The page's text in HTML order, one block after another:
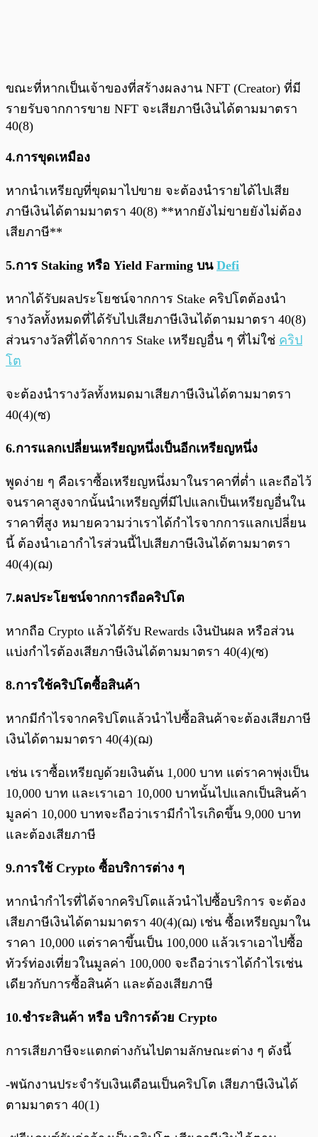
ขณะที่หากเป็นเจ้าของที่สร้างผลงาน NFT (Creator) ที่มี
รายรับจากการขาย NFT จะเสียภาษีเงินได้ตามมาตรา
40(8)
4.การขุดเหมือง
หากนำเหรียญที่ขุดมาไปขาย จะต้องนำรายได้ไปเสีย
ภาษีเงินได้ตามมาตรา 40(8) **หากยังไม่ขายยังไม่ต้อง
เสียภาษี**
5.การ Staking หรือ Yield Farming บน Defi
หากได้รับผลประโยชน์จากการ Stake คริปโตต้องนำ
รางวัลทั้งหมดที่ได้รับไปเสียภาษีเงินได้ตามมาตรา 40(8)
ส่วนรางวัลที่ได้จากการ Stake เหรียญอื่น ๆ ที่ไม่ใช่ คริป
โต
จะต้องนำรางวัลทั้งหมดมาเสียภาษีเงินได้ตามมาตรา
40(4)(ซ)
6.การแลกเปลี่ยนเหรียญหนึ่งเป็นอีกเหรียญหนึ่ง
พูดง่าย ๆ คือเราซื้อเหรียญหนึ่งมาในราคาที่ต่ำ และถือไว้
จนราคาสูงจากนั้นนำเหรียญที่มีไปแลกเป็นเหรียญอื่นใน
ราคาที่สูง หมายความว่าเราได้กำไรจากการแลกเปลี่ยน
นี้ ต้องนำเอากำไรส่วนนี้ไปเสียภาษีเงินได้ตามมาตรา
40(4)(ฌ)
7.ผลประโยชน์จากการถือคริปโต
หากถือ Crypto แล้วได้รับ Rewards เงินปันผล หรือส่วน
แบ่งกำไรต้องเสียภาษีเงินได้ตามมาตรา 40(4)(ซ)
8.การใช้คริปโตซื้อสินค้า
หากมีกำไรจากคริปโตแล้วนำไปซื้อสินค้าจะต้องเสียภาษี
เงินได้ตามมาตรา 40(4)(ฌ)
เช่น เราซื้อเหรียญด้วยเงินต้น 1,000 บาท แต่ราคาพุ่งเป็น
10,000 บาท และเราเอา 10,000 บาทนั้นไปแลกเป็นสินค้า
มูลค่า 10,000 บาทจะถือว่าเรามีกำไรเกิดขึ้น 9,000 บาท
และต้องเสียภาษี
9.การใช้ Crypto ซื้อบริการต่าง ๆ
หากนำกำไรที่ได้จากคริปโตแล้วนำไปซื้อบริการ จะต้อง
เสียภาษีเงินได้ตามมาตรา 40(4)(ฌ) เช่น ซื้อเหรียญมาใน
ราคา 10,000 แต่ราคาขึ้นเป็น 100,000 แล้วเราเอาไปซื้อ
ทัวร์ท่องเที่ยวในมูลค่า 100,000 จะถือว่าเราได้กำไรเช่น
เดียวกับการซื้อสินค้า และต้องเสียภาษี
10.ชำระสินค้า หรือ บริการด้วย Crypto
การเสียภาษีจะแตกต่างกันไปตามลักษณะต่าง ๆ ดังนี้
-พนักงานประจำรับเงินเดือนเป็นคริปโต เสียภาษีเงินได้
ตามมาตรา 40(1)